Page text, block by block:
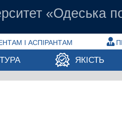
«Одеська
І АСПІРАНТАМ
ЯКІСТЬ